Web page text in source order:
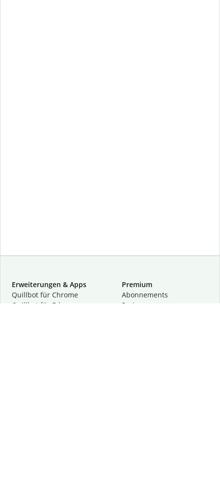
Erweiterungen & Apps
Quillbot für Chrome
Quillbot für Edge
Premium
Abon­ne­ments
Preise